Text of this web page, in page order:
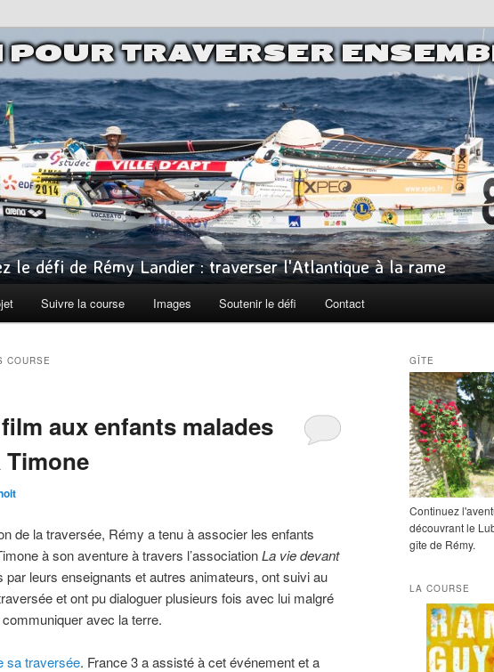
POUR TRAVERSER
le défi de Rémy Landier : traverser l'Atlantique à la rame
Suivre la course Images Soutenir le défi Contact
COURSE
aux enfants malades
Timone
de la traversée, Rémy a tenu à associer les enfants
à son aventure à travers l’associationLa vie devant
leurs enseignants et autres animateurs, ont suivi au
et ont pu dialoguer plusieurs fois avec lui malgré
avec la terre.
sa traversée. France 3 a assisté à cet événement et a
GÎTE
Continuez
découvrant le
gîte de Rémy.
LA COURSE